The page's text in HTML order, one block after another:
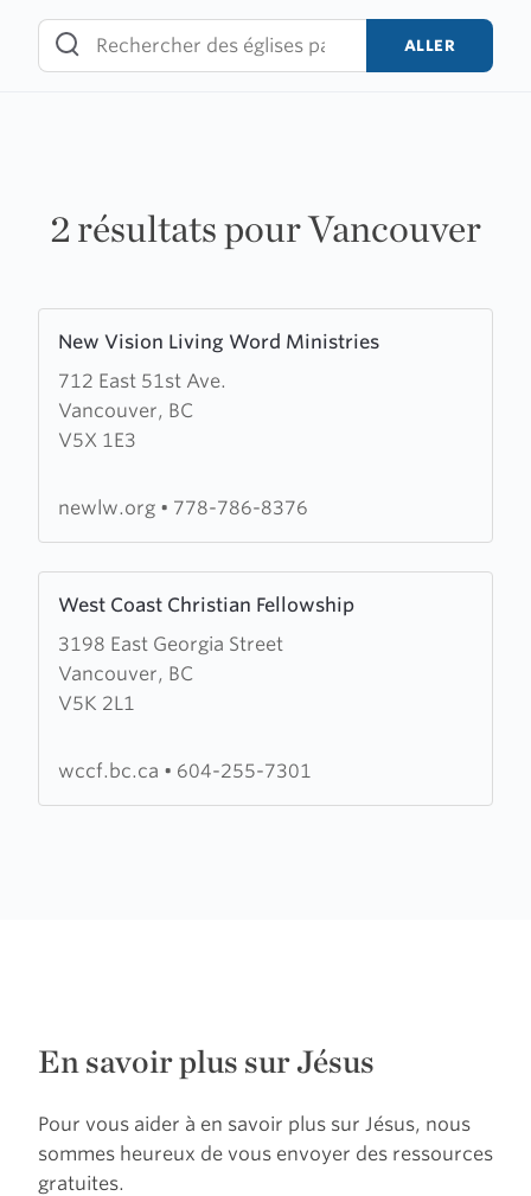
content
ALLER
2 résultats pour Vancouver
New Vision Living Word Ministries
712 East 51st Ave.
Vancouver, BC
V5X 1E3
more
about
New
Vision
Word
newlw.org • 778-786-8376
West Coast Christian Fellowship
3198 East Georgia Street
Vancouver, BC
V5K 2L1
more
about
West
Coast
Fellowship
wccf.bc.ca • 604-255-7301
En savoir plus sur Jésus
Pour vous aider à en savoir plus sur Jésus, nous
sommes heureux de vous envoyer des ressources
gratuites.